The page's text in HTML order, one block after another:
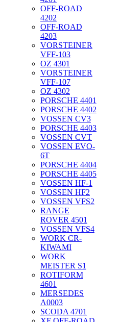
OFF-ROAD
4202
OFF-ROAD
4203
VORSTEINER
VFF-103
OZ 4301
VORSTEINER
VFF-107
OZ 4302
PORSCHE 4401
PORSCHE 4402
VOSSEN CV3
PORSCHE 4403
VOSSEN CVT
VOSSEN EVO-
6T
PORSCHE 4404
PORSCHE 4405
VOSSEN HF-1
VOSSEN HF2
VOSSEN VFS2
RANGE
ROVER 4501
VOSSEN VFS4
WORK CR-
KIWAMI
WORK
MEISTER S1
ROTIFORM
4601
MERSEDES
A0003
SCODA 4701